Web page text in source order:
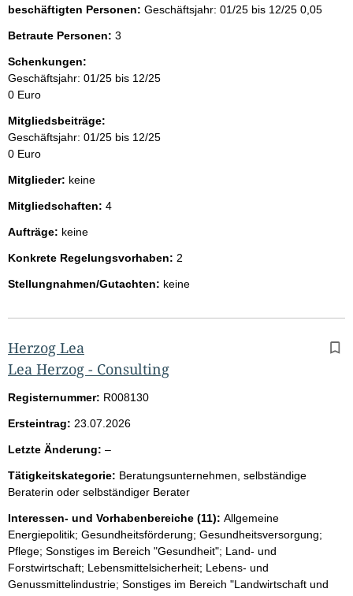
beschäftigten Personen: Geschäftsjahr: 01/25 bis 12/25 0,05
Betraute Personen: 3
Schenkungen:
Geschäftsjahr: 01/25 bis 12/25
0 Euro
Mitgliedsbeiträge:
Geschäftsjahr: 01/25 bis 12/25
0 Euro
Mitglieder: keine
Mitgliedschaften: 4
Aufträge: keine
Konkrete Regelungsvorhaben: 2
Stellungnahmen/Gutachten: keine
Herzog Lea
Lea Herzog - Consulting
Registernummer: R008130
Ersteintrag: 23.07.2026
Letzte Änderung: –l
e
r
Tätigkeitskategorie: Beratungsunternehmen, selbständige
Beraterin oder selbständiger Berater
Interessen- und Vorhabenbereiche (11): Allgemeine
Energiepolitik; Gesundheitsförderung; Gesundheitsversorgung;
Pflege; Sonstiges im Bereich "Gesundheit"; Land- und
Forstwirtschaft; Lebensmittelsicherheit; Lebens- und
Genussmittelindustrie; Sonstiges im Bereich "Landwirtschaft und